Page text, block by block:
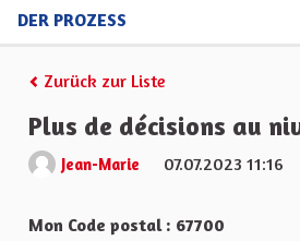
DER PROZESS
Zurück zur Liste
Plus de décisions au
Jean-Marie
07.07.2023 11:16
Mon Code postal : 67700